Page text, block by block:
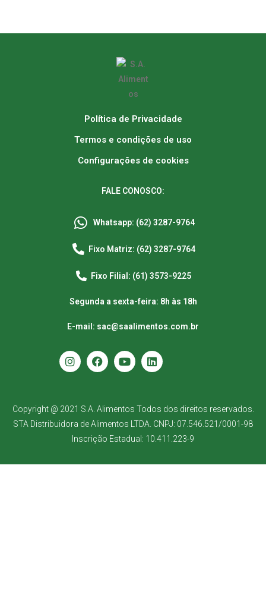
Política de Privacidade
Termos e condições de uso
Configurações de cookies
FALE CONOSCO:
Whatsapp: (62) 3287-9764
Fixo Matriz: (62) 3287-9764
Fixo Filial: (61) 3573-9225
Segunda a sexta-feira: 8h às 18h
E-mail: sac@saalimentos.com.br
Copyright @ 2021 S.A. Alimentos Todos dos direitos reservados.
STA Distribuidora de Alimentos LTDA. CNPJ: 07.546.521/0001-98
Inscrição Estadual: 10.411.223-9